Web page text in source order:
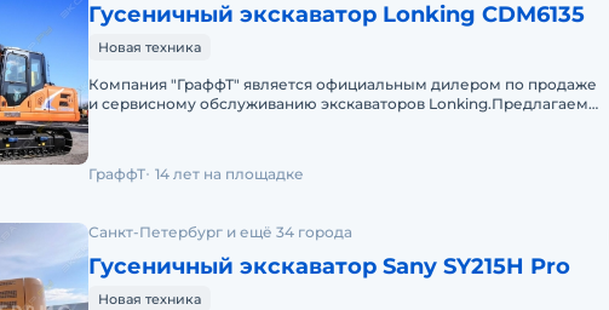
Гусеничный экскаватор Lonking CDM6135
Новая техника
Компания "ГраффТ" является официальным дилером по продаже
и сервисному обслуживанию экскаваторов Lonking.Предлагаем
ГраффТ 14 лет на площадке
Санкт-Петербург и ещё 34 города
Гусеничный экскаватор Sany SY215H Pro
Новая техника